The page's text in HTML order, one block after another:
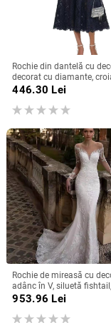
Rochie din dantelă cu
decorat cu diamante,
lungă, talie înaltă, mâneci
446.30 Lei
Rochie de mireasă cu
adânc în V, siluetă
spate, mâneci lungi, fustă
953.96 Lei